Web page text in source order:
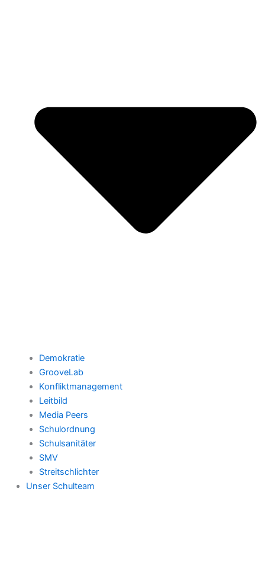
Demokratie
GrooveLab
Konfliktmanagement
Leitbild
Media Peers
Schulordnung
Schulsanitäter
SMV
Streitschlichter
Unser Schulteam